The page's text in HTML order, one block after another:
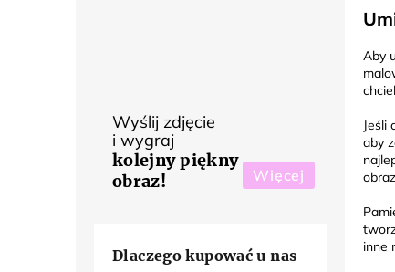
Wyślij zdjęcie
i wygraj
kolejny piękny
obraz!
Więcej
Dlaczego kupować u nas
Aby
Jeśli
aby
inne